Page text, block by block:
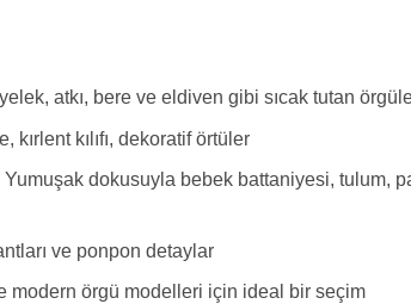
atkı, bere ve eldiven gibi sıcak tutan
kırlent kılıfı, dekoratif örtüler
Yumuşak dokusuyla bebek battaniyesi, tulum,
ve ponpon detaylar
modern örgü modelleri için ideal bir seçim